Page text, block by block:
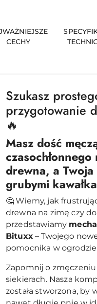
CECHY
Szukasz
przygotowanie
🔥
Masz dość
drewna, a
grubymi
🤔 Wiemy, jak
drewna na zimę czy
przedstawiamy
Bituxx– Twojego
pomocnika w
Zapomnij o
siekierach. Nasza
została stworzona, by